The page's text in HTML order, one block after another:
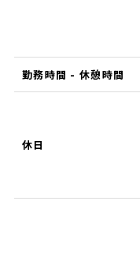
勤務時間 - 休憩時間
休日